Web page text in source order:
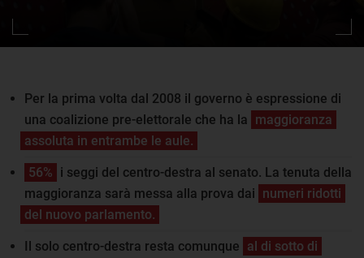
Per la prima volta dal 2008 il governo è espressione di
una coalizione pre-elettorale che ha la maggioranza
assoluta in entrambe le aule.
56% i seggi del centro-destra al senato. La tenuta della
maggioranza sarà messa alla prova dai numeri ridotti
del nuovo parlamento.
Il solo centro-destra resta comunque al di sotto di